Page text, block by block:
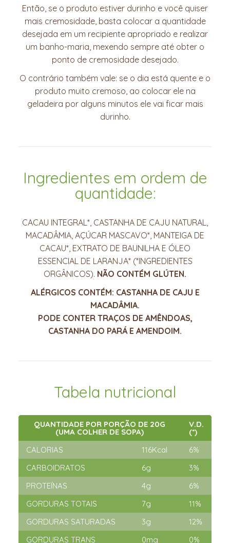
Então, se o produto estiver durinho e você quiser
mais cremosidade, basta colocar a quantidade
desejada em um recipiente apropriado e realizar
um banho-maria, mexendo sempre até obter o
ponto de cremosidade desejado.
O contrário também vale: se o dia está quente e o
produto muito cremoso, ao colocar ele na
geladeira por alguns minutos ele vai ficar mais
durinho.
Ingredientes em ordem de
quantidade:
CACAU INTEGRAL*, CASTANHA DE CAJU NATURAL,
MACADÂMIA, AÇÚCAR MASCAVO*, MANTEIGA DE
CACAU*, EXTRATO DE BAUNILHA E ÓLEO
ESSENCIAL DE LARANJA* (*INGREDIENTES
ORGÂNICOS). NÃO CONTÉM GLÚTEN.
ALÉRGICOS CONTÉM: CASTANHA DE CAJU E
MACADÂMIA.
PODE CONTER TRAÇOS DE AMÊNDOAS,
CASTANHA DO PARÁ E AMENDOIM.
Tabela nutricional
QUANTIDADE POR PORÇÃO DE 20G
(UMA COLHER DE SOPA)
V.D.
(*)
CALORIAS
116Kcal
6%
CARBOIDRATOS
6g
3%
PROTEÍNAS
4g
6%
GORDURAS TOTAIS
7g
11%
GORDURAS SATURADAS
3g
12%
GORDURAS TRANS
0mg 0%